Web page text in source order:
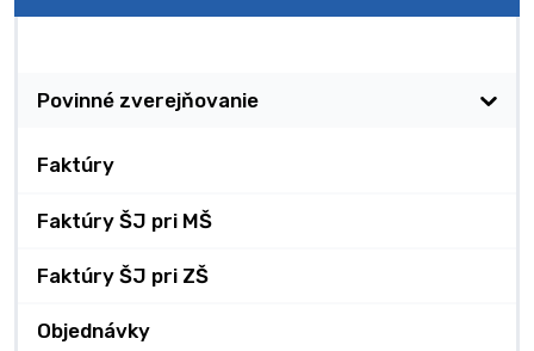
Povinné zverejňovanie
Faktúry
Faktúry ŠJ pri MŠ
Faktúry ŠJ pri ZŠ
Objednávky